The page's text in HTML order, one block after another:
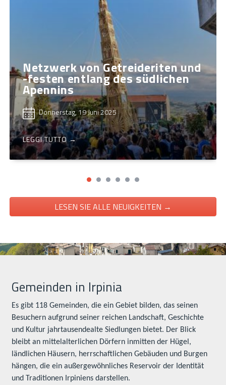
Netzwerk von Getreideriten und
-festen entlang des südlichen
Apennins
Donnerstag, 19 Juni 2025
LEGGI TUTTO →
LESEN SIE ALLE NEUIGKEITEN →
Gemeinden in Irpinia
Es gibt 118 Gemeinden, die ein Gebiet bilden, das seinen
Besuchern aufgrund seiner reichen Landschaft, Geschichte
und Kultur jahrtausendealte Siedlungen bietet. Der Blick
bleibt an mittelalterlichen Dörfern inmitten der Hügel,
ländlichen Häusern, herrschaftlichen Gebäuden und Burgen
hängen, die ein außergewöhnliches Reservoir der Identität
und Traditionen Irpiniens darstellen.